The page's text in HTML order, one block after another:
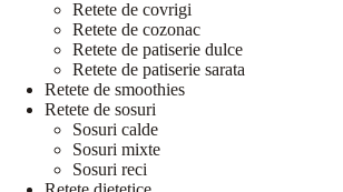
Retete de covrigi
Retete de cozonac
Retete de patiserie dulce
Retete de patiserie sarata
Retete de smoothies
Retete de sosuri
Sosuri calde
Sosuri mixte
Sosuri reci